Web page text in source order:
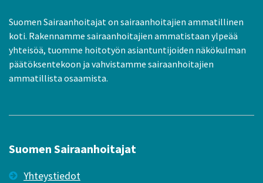
Suomen Sairaanhoitajat on sairaanhoitajien ammatillinen
koti. Rakennamme sairaanhoitajien ammatistaan ylpeää
yhteisöä, tuomme hoitotyön asiantuntijoiden näkökulman
päätöksentekoon ja vahvistamme sairaanhoitajien
ammatillista osaamista.
Suomen Sairaanhoitajat
Yhteystiedot